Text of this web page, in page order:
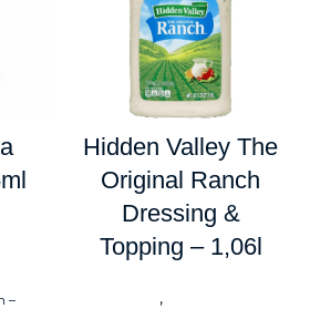
–
Hidden Valley The
Original Ranch
Dressing &
Topping – 1,06l
,